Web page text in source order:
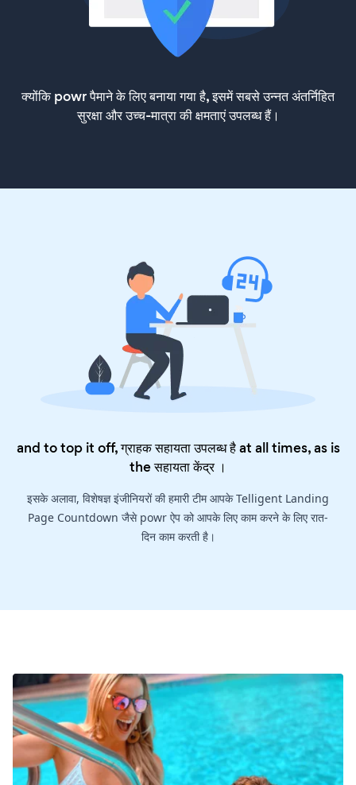
क्योंकि powr पैमाने के लिए बनाया गया है, इसमें सबसे उन्नत अंतर्निहित
सुरक्षा और उच्च-मात्रा की क्षमताएं उपलब्ध हैं।
and to top it off, ग्राहक सहायता उपलब्ध है at all times, as is
theसहायता केंद्र।
इसके अलावा, विशेषज्ञ इंजीनियरों की हमारी टीम आपके Telligent Landing
Page Countdown जैसे powr ऐप को आपके लिए काम करने के लिए रात-
दिन काम करती है।